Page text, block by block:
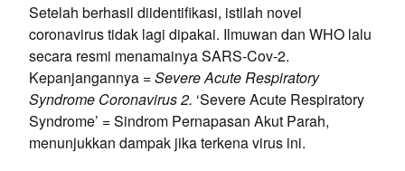
Setelah berhasil diidentifikasi, istilah novel
coronavirus tidak lagi dipakai. Ilmuwan dan WHO lalu
secara resmi menamainya SARS-Cov-2.
Kepanjangannya =Severe Acute Respiratory
Syndrome Coronavirus 2. ‘Severe Acute Respiratory
Syndrome’ = Sindrom Pernapasan Akut Parah,
menunjukkan dampak jika terkena virus ini.